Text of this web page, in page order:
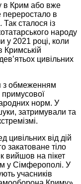
в Крим або вже
переростало в
сталося із
народу
у 2021 році, коли
Кримській
цивільних
з обмеженням
норм. У
затримували та
цивільних від дій
закатоване тіло
вийшов на пікет
у Сімферополі. У
учасників